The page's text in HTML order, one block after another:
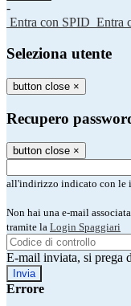
-
Entra con SPID Entra
Seleziona utente
button close ×
Recupero
button close ×
all'indirizzo indicato con le
Non hai una e-mail
tramite la Login Spaggiari
E-mail inviata, si prega
Errore